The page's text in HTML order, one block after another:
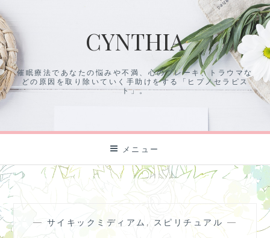
ン
テ
ン
ツ
に
ス
キ
プ
CYNTHIA
催眠療法であなたの悩みや不満、心のブレーキ、トラウマな
どの原因を取り除いていく手助けをする「ヒプノセラピス
ト」。
メニュー
— サイキックミディアム , スピリチュアル —